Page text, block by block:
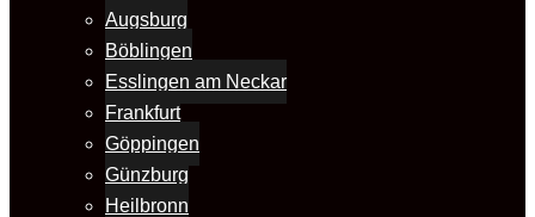
Augsburg
Böblingen
Esslingen am Neckar
Frankfurt
Göppingen
Günzburg
Heilbronn